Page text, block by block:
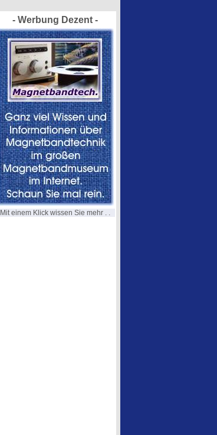
- Werbung Dezent -
Mit einem Klick wissen Sie mehr . .